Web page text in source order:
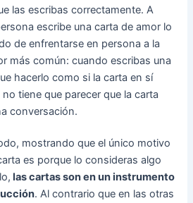
las escribas correctamente. A
escribe una carta de amor lo
de enfrentarse en persona a la
más común: cuando escribas una
hacerlo como si la carta en sí
tiene que parecer que la carta
conversación.
mostrando que el único motivo
es porque lo consideras algo
las cartas son en un instrumento
. Al contrario que en las otras